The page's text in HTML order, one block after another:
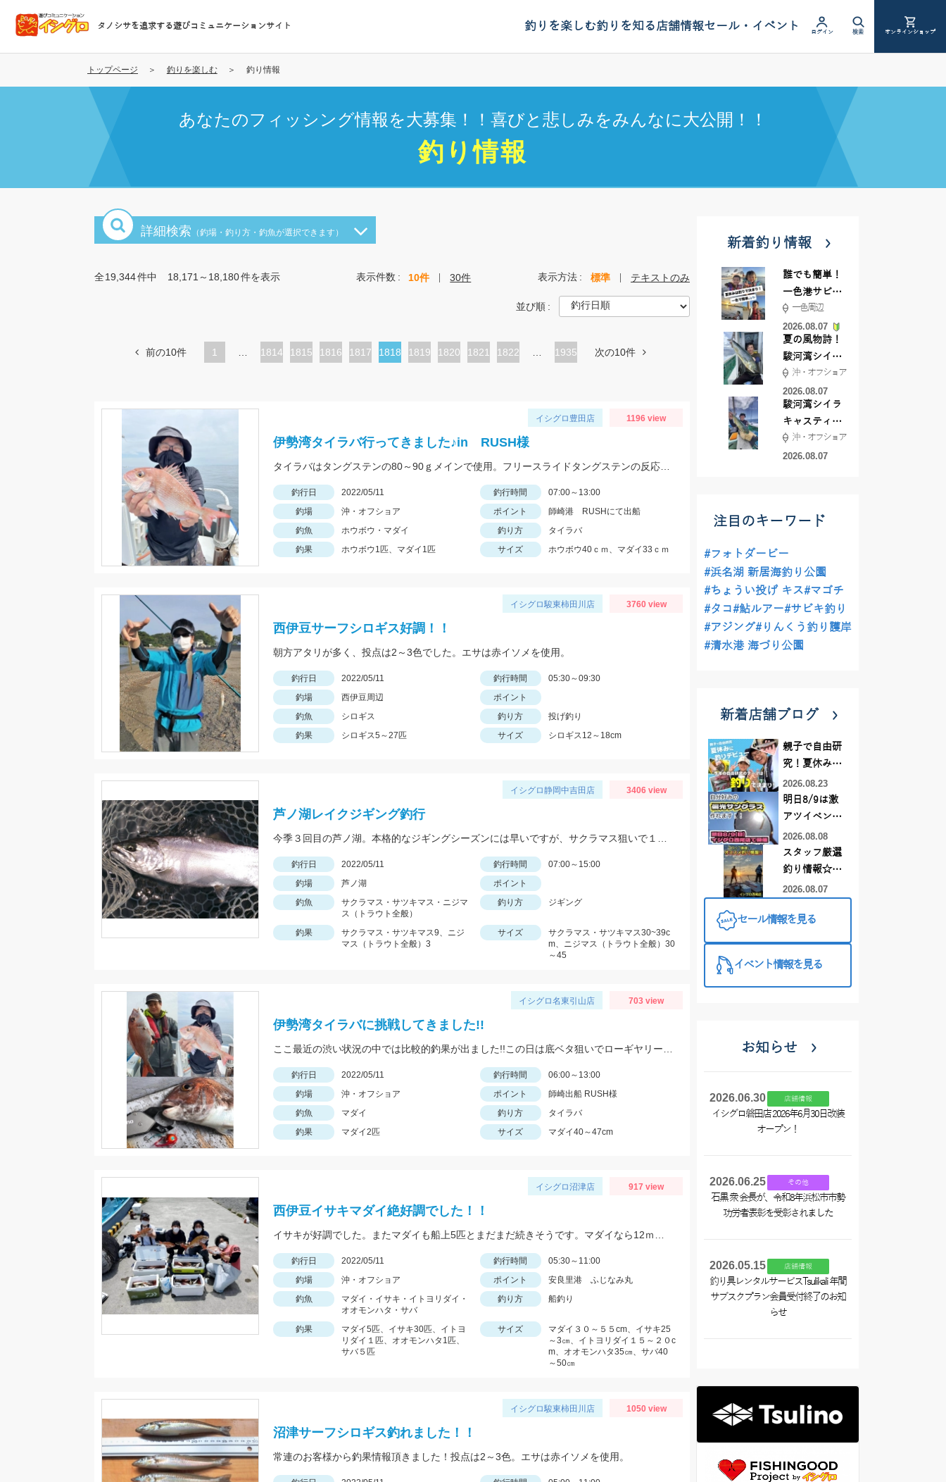
コ
テ
タノシサを追求する遊びコミュニケーションサイト 釣りを楽しむ釣りを知る店舗情報セール・イベント ログイン 検索 オンラインショップ
トップページ 釣りを楽しむ 釣り情報
あなたのフィッシング情報を大募集！！喜びと悲しみをみんなに大公開！！
釣り情報
詳細検索 （釣場・釣り方・釣魚が選択できます）
全19,344件中 18,171～18,180件を表示 表示件数 10件 30件 表示方法 標準 テキストのみ
並び順
前の10件 1
ペ
1814
ペ
1815
ペ
1816
ペ
1817
カ
ペ
1818
ペ
1819
ペ
1820
ペ
1821
ペ
1822 1935 次の10件
イシグロ豊田店 1196 view
伊勢湾タイラバ行ってきました♪in RUSH様
釣行日 2022/05/11 釣行時間
07:00～13:00
釣場
沖・オフショア ポイント
師崎港 RUSHにて出船
釣魚
ホウボウ・マダイ 釣り方
タイラバ
釣果
ホウボウ1匹、マダイ1匹 サイズ ホウボウ40ｃｍ、マダイ33ｃｍ
イシグロ駿東柿田川店 3760 view
西伊豆サーフシロギス好調！！
朝方アタリが多く、投点は2～3色でした。エサは赤イソメを使用。
釣行日 2022/05/11 釣行時間
05:30～09:30
釣場
西伊豆周辺
ポイント
釣魚
シロギス 釣り方
投げ釣り
釣果
シロギス5～27匹 サイズ シロギス12～18cm
イシグロ静岡中吉田店 3406 view
芦ノ湖レイクジギング釣行
釣行日 2022/05/11 釣行時間
07:00～15:00
釣場
芦ノ湖
ポイント
釣魚
サクラマス・サツキマス・ニジマ
ス（トラウト全般）
釣り方 ジギング
釣果
サクラマス・サツキマス9、ニジ
マス（トラウト全般）3
サイズ
サクラマス・サツキマス30~39c
m、ニジマス（トラウト全般）30
～45
イシグロ名東引山店 703 view
伊勢湾タイラバに挑戦してきました!!
釣行日 2022/05/11 釣行時間
06:00～13:00
釣場
沖・オフショア ポイント
師崎出船 RUSH様
釣魚
マダイ 釣り方
タイラバ
釣果
マダイ2匹 サイズ マダイ40～47cm
イシグロ沼津店 917 view
西伊豆イサキマダイ絶好調でした！！
釣行日 2022/05/11 釣行時間
05:30～11:00
釣場
沖・オフショア ポイント
安良里港 ふじなみ丸
釣魚
マダイ・イサキ・イトヨリダイ・
オオモンハタ・サバ
釣り方 船釣り
釣果
マダイ5匹、イサキ30匹、イトヨ
リダイ１匹、オオモンハタ1匹、
サバ５匹
サイズ
マダイ３０～５５cm、イサキ25
～3㎝、イトヨリダイ１５～２０c
m、オオモンハタ35㎝、サバ40
～50㎝
イシグロ駿東柿田川店 1050 view
沼津サーフシロギス釣れました！！
常連のお客様から釣果情報頂きました！投点は2～3色。エサは赤イソメを使用。
新着釣り情報
誰でも簡単！
一色港サビキ
＆ちょい投げ
一色周辺
2026.08.07
夏の風物詩！
駿河湾シイラ
キャスティン
グ行ってきま
した！！
沖・オフショア
2026.08.07
駿河湾シイラ
キャスティン
グ行ってきま
した！
沖・オフショア
2026.08.07
注目のキーワード
#フォトダービー
#浜名湖 新居海釣り公園
#ちょうい投げ キス#マゴチ
#タコ#鮎ルアー#サビキ釣り
#アジング#りんくう釣り護岸
#清水港 海づり公園
新着店舗ブログ
親子で自由研
究！夏休みに
釣りデビュー
2026.08.23
明日8/9は激
アツイベント
日！！！～オ
ーダー偏光グ
ラス受注会～
2026.08.08
スタッフ厳選
釣り情報☆彡
連休は何釣り
♪【イシグロ
2026.08.07
セール情報を見る
イベント情報を見る
お知らせ
2026.06.30 店舗情報
イシグロ磐田店 2026年6月30日改装
オープン！
2026.06.25 その他
石黒 衆 会長が、令和8年浜松市市勢
功労者表彰を受彰されました
2026.05.15 店舗情報
釣り具レンタルサービスTsulikali 年間
サブスクプラン会員受付終了のお知
らせ